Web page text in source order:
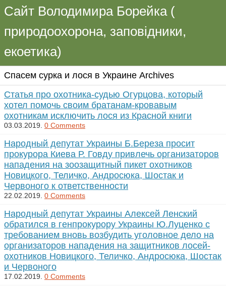
Сайт Володимира Борейка (
природоохорона, заповідники,
екоетика)
Спасем сурка и лося в Украине Archives
Статья про охотника-судью Огурцова, который
хотел помочь своим братанам-кровавым
охотникам исключить лося из Красной книги
03.03.2019. 0 Comments
Народный депутат Украины Б.Береза просит
прокурора Киева Р. Говду привлечь организаторов
нападения на зоозащитный пикет охотников
Новицкого, Теличко, Андросюка, Шостак и
Червоного к ответственности
22.02.2019. 0 Comments
Народный депутат Украины Алексей Ленский
обратился в генпрокурору Украины Ю.Луценко с
требованием вновь возбудить уголовное дело на
организаторов нападения на защитников лосей-
охотников Новицкого, Теличко, Андросюка, Шостак
и Червоного
17.02.2019. 0 Comments